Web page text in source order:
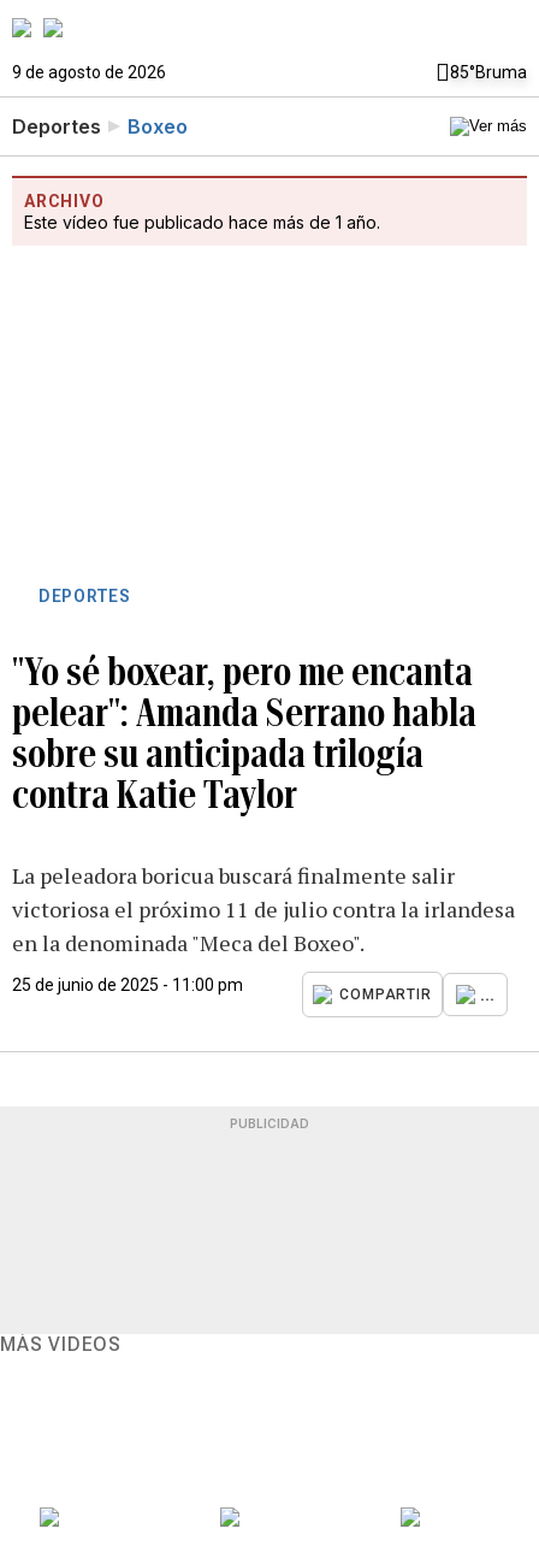
9 de agosto de 2026 85°Bruma
Deportes Boxeo
ARCHIVO
Este vídeo fue publicado hace más de 1 año.
DEPORTES
"Yo sé boxear, pero me encanta
pelear": Amanda Serrano habla
sobre su anticipada trilogía
contra Katie Taylor
La peleadora boricua buscará finalmente salir
victoriosa el próximo 11 de julio contra la irlandesa
en la denominada "Meca del Boxeo".
25 de junio de 2025 - 11:00 pm
COMPARTIR ...
PUBLICIDAD
MÁS VIDEOS